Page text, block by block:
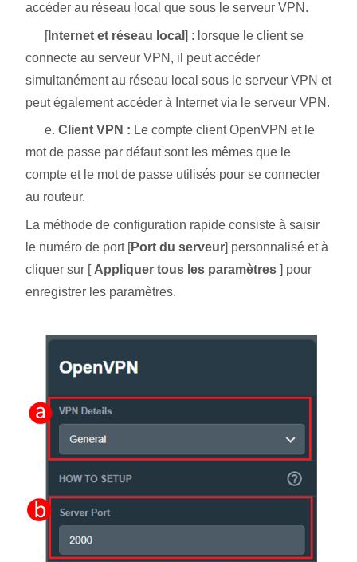
accéder au réseau local que sous le serveur VPN.
[Internet et réseau local ] : lorsque le client se
connecte au serveur VPN, il peut accéder
simultanément au réseau local sous le serveur VPN et
peut également accéder à Internet via le serveur VPN.
e. Client VPN : Le compte client OpenVPN et le
mot de passe par défaut sont les mêmes que le
compte et le mot de passe utilisés pour se connecter
au routeur.
La méthode de configuration rapide consiste à saisir
le numéro de port [Port du serveur] personnalisé et à
cliquer sur [ Appliquer tous les paramètres ] pour
enregistrer les paramètres.